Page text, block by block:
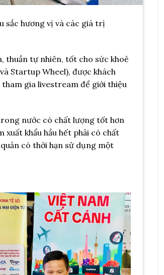
sắc hương vị và các giá trị
thuần tự nhiên, tốt cho sức khoẻ
Startup Wheel), được khách
tham gia livestream để giới thiệu
nước có chất lượng tốt hơn
xuất khẩu hầu hết phải có chất
có thời hạn sử dụng một